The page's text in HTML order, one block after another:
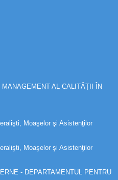
AL CALITĂȚII ÎN
Moaşelor şi Asistenţilor
Moaşelor şi Asistenţilor
- DEPARTAMENTUL PENTRU